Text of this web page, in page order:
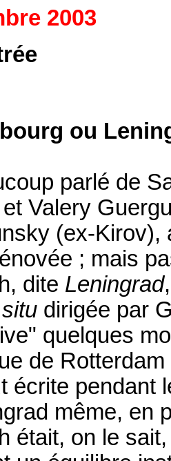
2003
ou
parlé de
Valery
(ex-Kirov),
; mais
dite Leningrad
dirigée par
quelques
de Rotterdam
écrite pendant
même, en
était, on le